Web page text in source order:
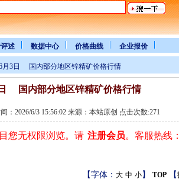
述 数据中心 价格曲线 企业报价
月3日 国内部分地区锌精矿价格行情
国内部分地区锌精矿价格行情
：2026/6/3 15:56:02 来源：本站原创 点击次数:271
您无权限浏览。请 注册会员。客服热线
【字体： 大 中 小】 TOP 【